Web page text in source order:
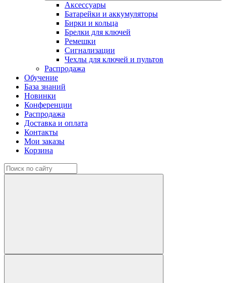
Аксессуары
Батарейки и аккумуляторы
Бирки и кольца
Брелки для ключей
Ремешки
Сигнализации
Чехлы для ключей и пультов
Распродажа
Обучение
База знаний
Новинки
Конференции
Распродажа
Доставка и оплата
Контакты
Мои заказы
Корзина